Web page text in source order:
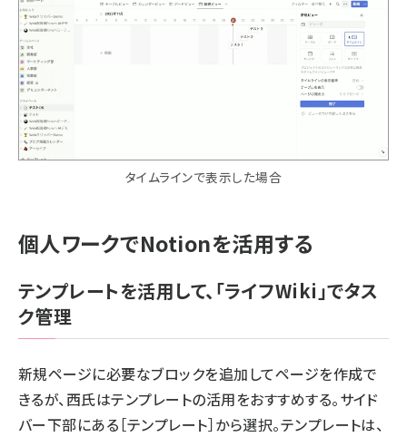
タイムラインで表示した場合
個人ワークでNotionを活用する
テンプレートを活用して、「ライフWiki」でタス
ク管理
新規ページに必要なブロックを追加してページを作成で
きるが、西氏はテンプレートの活用をおすすめする。サイド
バー下部にある［テンプレート］から選択。テンプレートは、